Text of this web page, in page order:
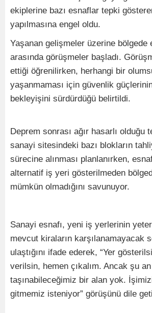
ekiplerine bazı esnaflar tepki
yapılmasına engel oldu.
Yaşanan gelişmeler üzerine
arasında görüşmeler başladı.
ettiği öğrenilirken, herhangi bir
yaşanmaması için güvenlik
bekleyişini sürdürdüğü belirtildi.
Deprem sonrası ağır hasarlı olduğu
sanayi sitesindeki bazı blokların
sürecine alınması planlanırken,
alternatif iş yeri gösterilmeden
mümkün olmadığını savunuyor.
Sanayi esnafı, yeni iş yerlerinin
mevcut kiraların karşılanamayacak
ulaştığını ifade ederek, “Yer
verilsin, hemen çıkalım. Ancak şu an
taşınabileceğimiz bir alan yok.
gitmemiz isteniyor” görüşünü dile